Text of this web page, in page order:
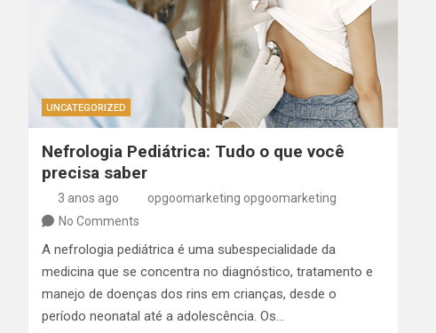
UNCATEGORIZED
Nefrologia Pediátrica: Tudo o que você
precisa saber
3 anos ago
opgoomarketing opgoomarketing
No Comments
A nefrologia pediátrica é uma subespecialidade da
medicina que se concentra no diagnóstico, tratamento e
manejo de doenças dos rins em crianças, desde o
período neonatal até a adolescência. Os…